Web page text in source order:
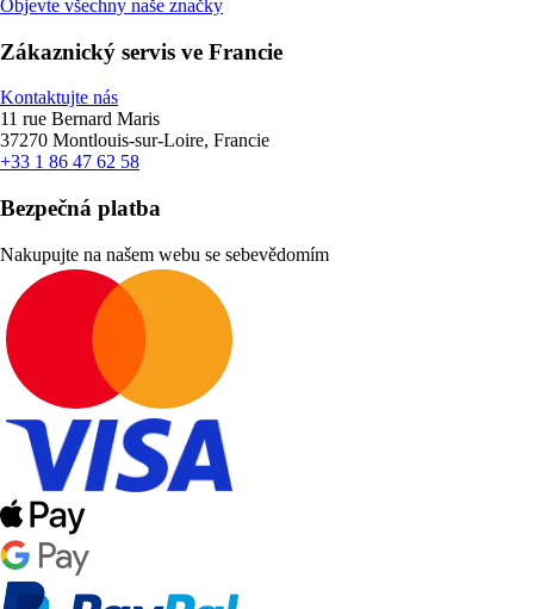
Objevte všechny naše značky
Zákaznický servis ve Francie
Kontaktujte nás
11 rue Bernard Maris
37270 Montlouis-sur-Loire, Francie
+33 1 86 47 62 58
Bezpečná platba
Nakupujte na našem webu se sebevědomím